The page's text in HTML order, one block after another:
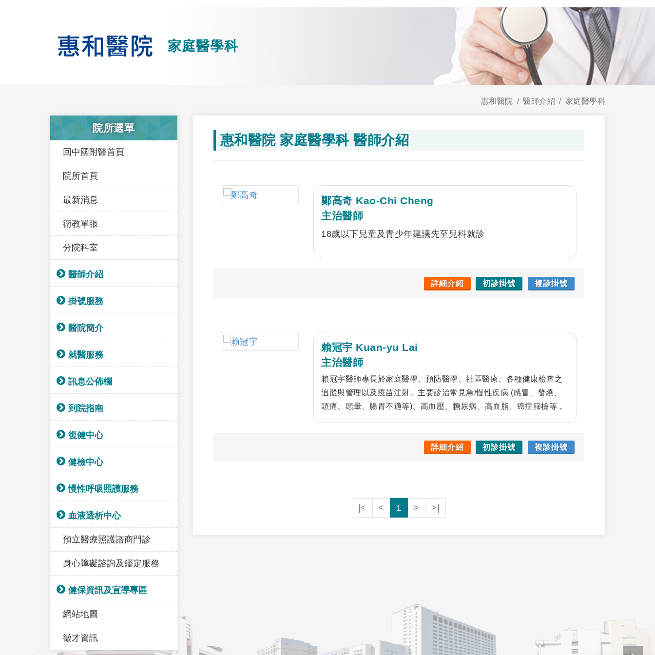
家庭醫學科
惠和醫院 醫師介紹 家庭醫學科
院所選單
回中國附醫首頁
院所首頁
最新消息
衛教單張
分院科室
醫師介紹
掛號服務
醫院簡介
就醫服務
訊息公佈欄
到院指南
復健中心
健檢中心
慢性呼吸照護服務
血液透析中心
預立醫療照護諮商門診
身心障礙諮詢及鑑定服務
健保資訊及宣導專區
網站地圖
徵才資訊
惠和醫院 家庭醫學科 醫師介紹
鄭高奇 Kao-Chi Cheng
主治醫師
18歲以下兒童及青少年建議先至兒科就診
詳細介紹 初診掛號 複診掛號
賴冠宇 Kuan-yu Lai
主治醫師
賴冠宇醫師專長於家庭醫學、預防醫學、社區醫療、各種健康檢查之
追蹤與管理以及疫苗注射。主要診治常見急/慢性疾病 (感冒、發燒、
頭痛、頭暈、腸胃不適等)、高血壓、糖尿病、高血脂、癌症篩檢等，
詳細介紹 初診掛號 複診掛號
|< < 1 > >|